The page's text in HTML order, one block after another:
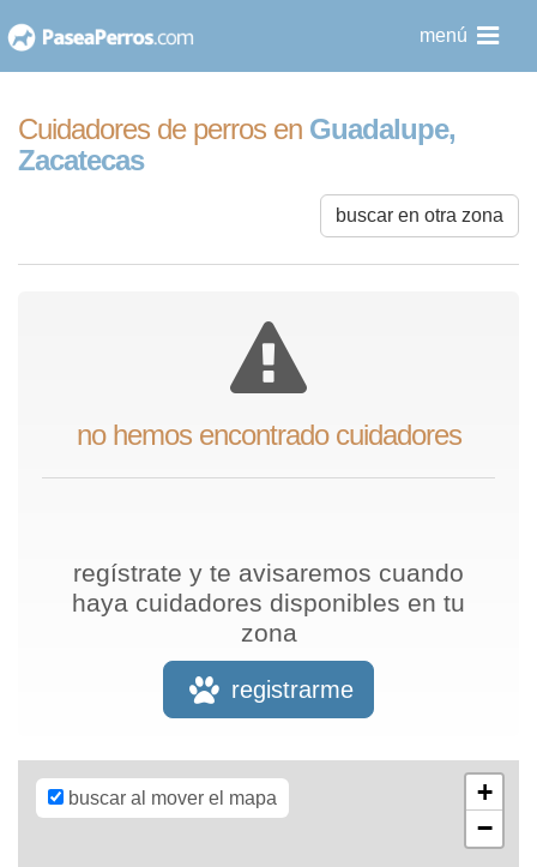
al
menú
Cuidadores de perros en Guadalupe,
Zacatecas
buscar en otra zona
no hemos encontrado cuidadores
regístrate y te avisaremos cuando
haya cuidadores disponibles en tu
zona
registrarme
buscar al mover el mapa
+
−
OpenStreetMap
CC-BY-SA